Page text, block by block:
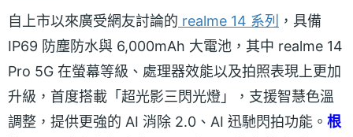
自上市以來廣受網友討論的 realme 14 系列
，具備
IP69 防塵防水與 6,000mAh 大電池，其中 realme 14
Pro 5G 在螢幕等級、處理器效能以及拍照表現上更加
升級，首度搭載「超光影三閃光燈」，支援智慧色溫
調整，提供更強的 AI 消除 2.0、AI 迅馳閃拍功能。 根